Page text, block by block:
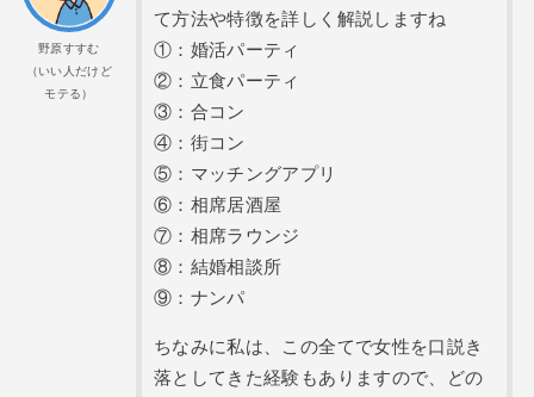
野原すすむ
（いい人だけど
モテる）
て方法や特徴を詳しく解説しますね
①：婚活パーティ
②：立食パーティ
③：合コン
④：街コン
⑤：マッチングアプリ
⑥：相席居酒屋
⑦：相席ラウンジ
⑧：結婚相談所
⑨：ナンパ
ちなみに私は、この全てで女性を口説き
落としてきた経験もありますので、どの